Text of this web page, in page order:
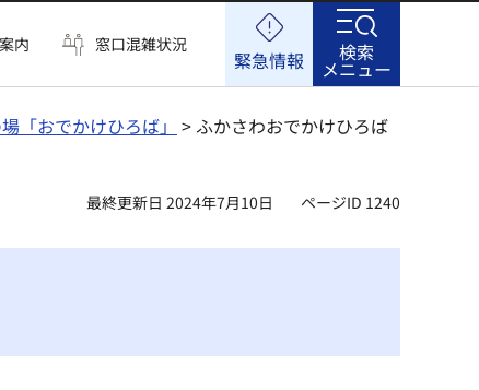
内 窓口混雑状況
緊急情報 検索
メニュー
「おでかけひろば」 > ふかさわおでかけひろば
最終更新日 2024年7月10日 ページID 1240